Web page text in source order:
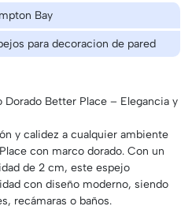
Bay
para decoracion de pared
Dorado Better Place – Elegancia y
y calidez a cualquier ambiente
con marco dorado. Con un
de 2 cm, este espejo
con diseño moderno, siendo
recámaras o baños.